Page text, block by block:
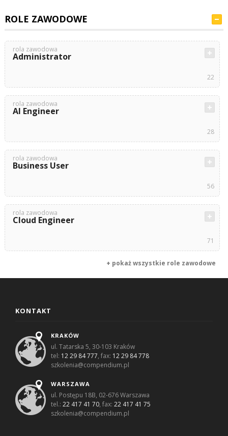
ROLE ZAWODOWE
rola zawodowa
Administrator
22
rola zawodowa
AI Engineer
28
rola zawodowa
Business User
56
rola zawodowa
Cloud Engineer
71
+ pokaż wszystkie role zawodowe
KONTAKT
KRAKÓW
ul. Tatarska 5, 30-103 Kraków
tel: 12 29 84 777, fax: 12 29 84 778
szkolenia@compendium.pl
WARSZAWA
ul. Postępu 18B, 02-676 Warszawa
tel.:22 417 41 70, fax:22 417 41 75
szkolenia@compendium.pl